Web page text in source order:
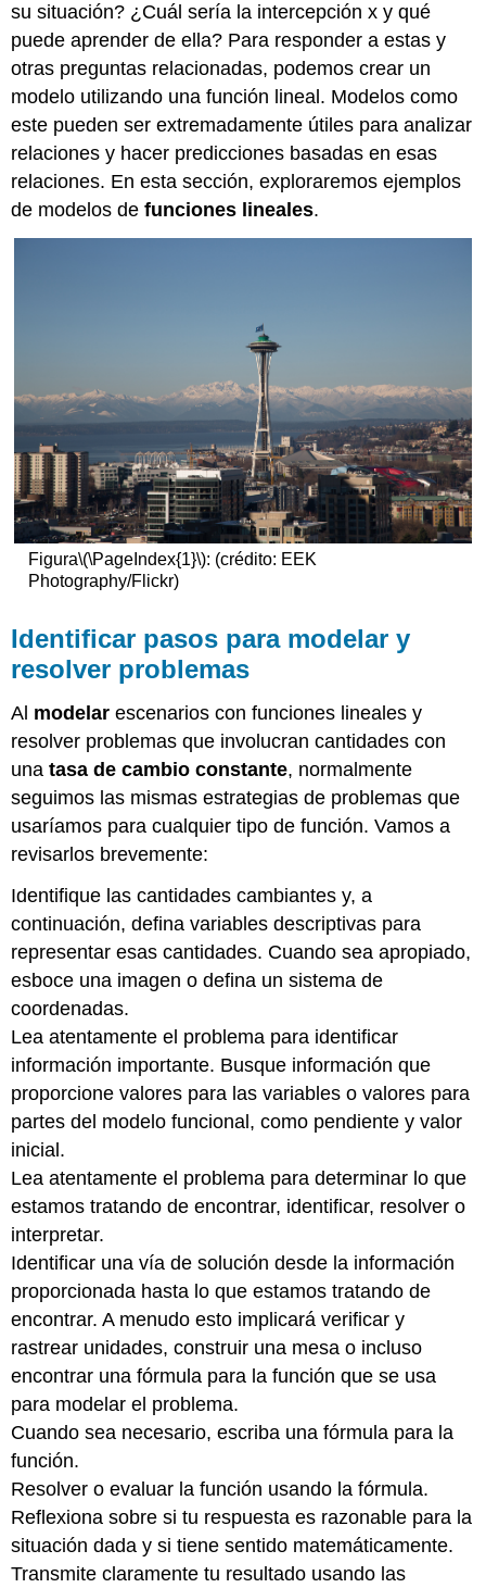
su situación? ¿Cuál sería la intercepción x y qué
puede aprender de ella? Para responder a estas y
otras preguntas relacionadas, podemos crear un
modelo utilizando una función lineal. Modelos como
este pueden ser extremadamente útiles para analizar
relaciones y hacer predicciones basadas en esas
relaciones. En esta sección, exploraremos ejemplos
de modelos defunciones lineales.
Figura\(\PageIndex{1}\): (crédito: EEK
Photography/Flickr)
Identificar pasos para modelar y
resolver problemas
Al modelar escenarios con funciones lineales y
resolver problemas que involucran cantidades con
unatasa de cambio constante, normalmente
seguimos las mismas estrategias de problemas que
usaríamos para cualquier tipo de función. Vamos a
revisarlos brevemente:
Identifique las cantidades cambiantes y, a
continuación, defina variables descriptivas para
representar esas cantidades. Cuando sea apropiado,
esboce una imagen o defina un sistema de
coordenadas.
Lea atentamente el problema para identificar
información importante. Busque información que
proporcione valores para las variables o valores para
partes del modelo funcional, como pendiente y valor
inicial.
Lea atentamente el problema para determinar lo que
estamos tratando de encontrar, identificar, resolver o
interpretar.
Identificar una vía de solución desde la información
proporcionada hasta lo que estamos tratando de
encontrar. A menudo esto implicará verificar y
rastrear unidades, construir una mesa o incluso
encontrar una fórmula para la función que se usa
para modelar el problema.
Cuando sea necesario, escriba una fórmula para la
función.
Resolver o evaluar la función usando la fórmula.
Reflexiona sobre si tu respuesta es razonable para la
situación dada y si tiene sentido matemáticamente.
Transmite claramente tu resultado usando las